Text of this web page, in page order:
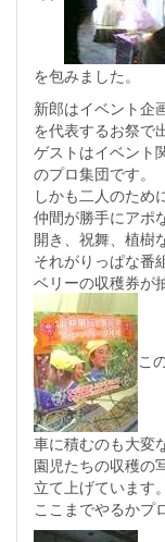
を包みました。
新郎はイベント企
を代表するお祭で
ゲストはイベント
のプロ集団です。
しかも二人のため
仲間が勝手にアポ
開き、祝舞、植樹
それがりっぱな番
ベリーの収穫券が
こ
車に積むのも大変
園児たちの収穫の
立て上げています。
ここまでやるかプ